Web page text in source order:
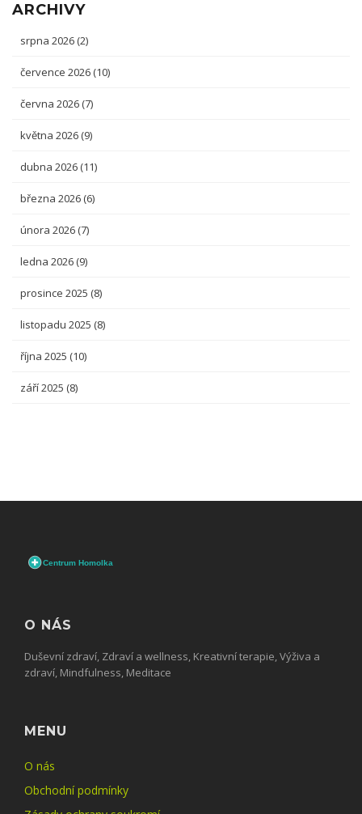
ARCHIVY
srpna 2026 (2)
července 2026 (10)
června 2026 (7)
května 2026 (9)
dubna 2026 (11)
března 2026 (6)
února 2026 (7)
ledna 2026 (9)
prosince 2025 (8)
listopadu 2025 (8)
října 2025 (10)
září 2025 (8)
O NÁS
Duševní zdraví, Zdraví a wellness, Kreativní terapie, Výživa a
zdraví, Mindfulness, Meditace
MENU
O nás
Obchodní podmínky